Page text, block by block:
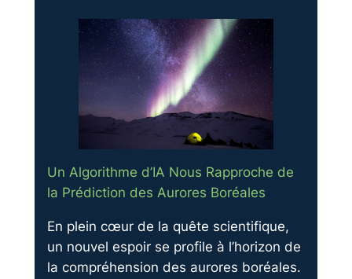
Un Algorithme d’IA Nous Rapproche de
la Prédiction des Aurores Boréales
En plein cœur de la quête scientifique,
un nouvel espoir se profile à l’horizon de
la compréhension des aurores boréales.